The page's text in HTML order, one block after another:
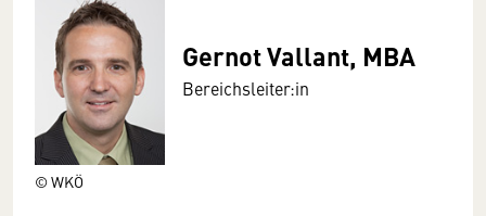
© WKÖ
Gernot Vallant, MBA
Bereichsleiter:in